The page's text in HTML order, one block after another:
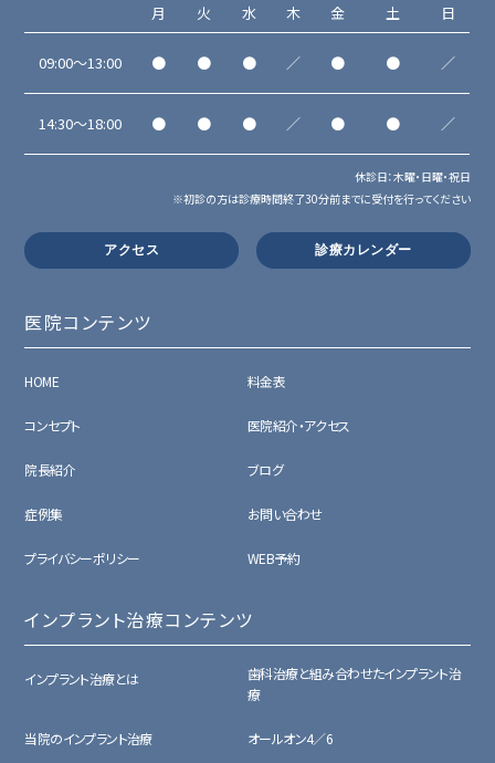
月 火 水 木 金 土 日
09:00～13:00 ● ● ● ／ ● ● ／
14:30～18:00 ● ● ● ／ ● ● ／
休診日：木曜・日曜・祝日
※初診の方は診療時間終了30分前までに受付を行ってください
アクセス 診療カレンダー
医院コンテンツ
HOME 料金表
コンセプト 医院紹介・アクセス
院長紹介 ブログ
症例集 お問い合わせ
プライバシーポリシー WEB予約
インプラント治療コンテンツ
インプラント治療とは
歯科治療と組み合わせたインプラント治
療
当院のインプラント治療 オールオン4／6